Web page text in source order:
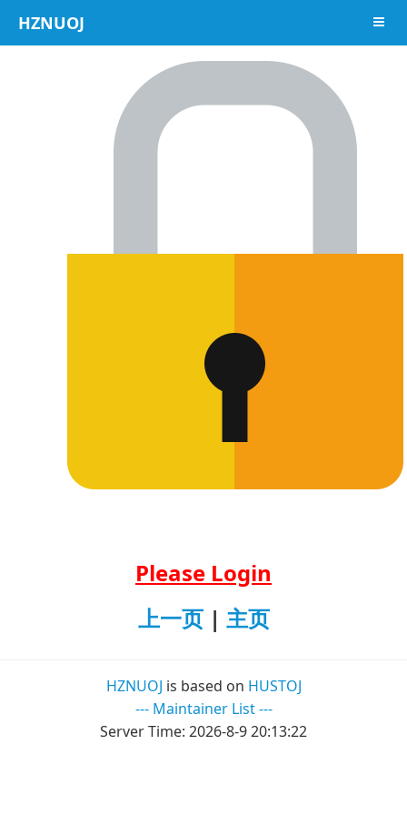
导航
HZNUOJ
Please Login
上一页| 主页
HZNUOJ is based on HUSTOJ
--- Maintainer List ---
Server Time: 2026-8-9 20:13:22